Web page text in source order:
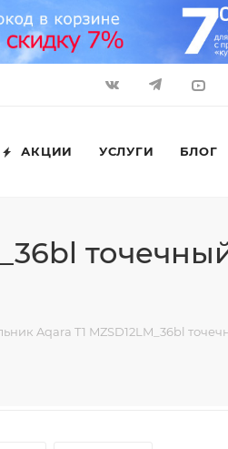
АКЦИИ УСЛУГИ БЛОГ
Aqara T1 MZSD12LM_36bl